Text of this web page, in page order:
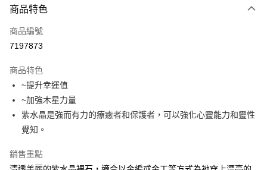
信用卡一次付款
超商取貨付款
Apple Pay
街口支付
悠遊付
ATM付款
商品特色
商品編號
7197873
商品特色
~提升幸運值
~加強木星力量
紫水晶是強而有力的療癒者和保護者，可以強化心靈能力和靈性
覺知。
銷售重點